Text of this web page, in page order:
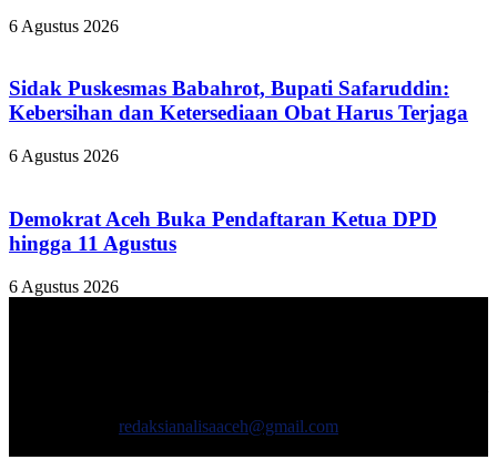
6 Agustus 2026
Sidak Puskesmas Babahrot, Bupati Safaruddin:
Kebersihan dan Ketersediaan Obat Harus Terjaga
6 Agustus 2026
Demokrat Aceh Buka Pendaftaran Ketua DPD
hingga 11 Agustus
6 Agustus 2026
redaksianalisaaceh@gmail.com